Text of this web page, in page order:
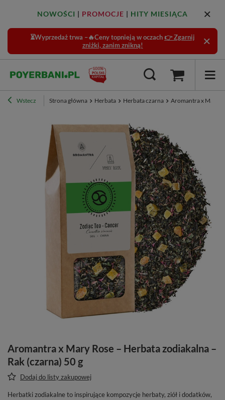
NOWOŚCI | PROMOCJE | HITY MIESIĄCA
⏳Wyprzedaż trwa –🔥Ceny topnieją w oczach 👉 Zgarnij
zniżki, zanim znikną!
Wstecz Strona główna Herbata Herbata czarna Aromantra x Mary
Aromantra x Mary Rose – Herbata zodiakalna –
Rak (czarna) 50 g
Dodaj do listy zakupowej
Herbatki zodiakalne to inspirujące kompozycje herbaty, ziół i dodatków,